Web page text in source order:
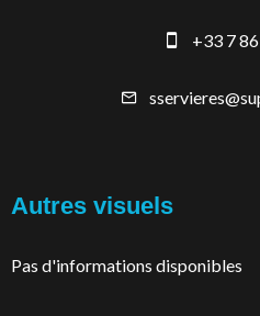
+33 7
Autres visuels
Pas d'informations disponibles